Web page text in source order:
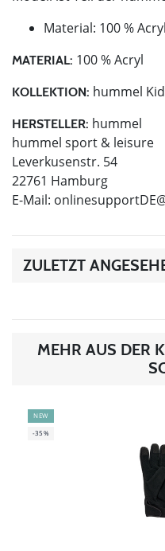
Material: 100 % Acryl
MATERIAL: 100 % Acryl
KOLLEKTION: hummel
HERSTELLER: hummel
hummel sport & leisure
Leverkusenstr. 54
22761 Hamburg
E-Mail:
ZULETZT
MEHR AUS DER
NEW
-35%